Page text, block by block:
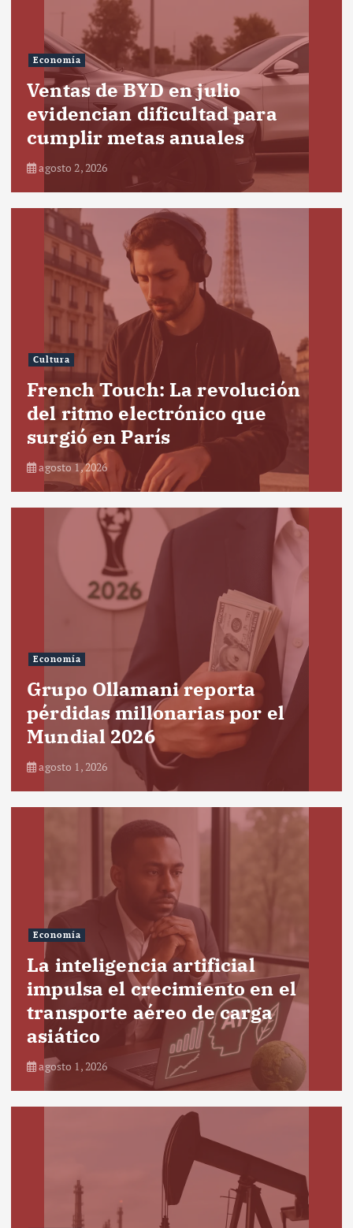
Economía
Ventas de BYD en julio
evidencian dificultad para
cumplir metas anuales
agosto 2, 2026
Cultura
French Touch: La revolución
del ritmo electrónico que
surgió en París
agosto 1, 2026
Economía
Grupo Ollamani reporta
pérdidas millonarias por el
Mundial 2026
agosto 1, 2026
Economía
La inteligencia artificial
impulsa el crecimiento en el
transporte aéreo de carga
asiático
agosto 1, 2026